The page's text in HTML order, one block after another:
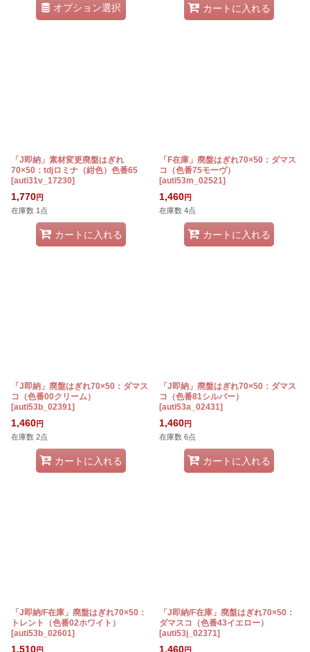
オプション選択 カートに入れる
「J即納」素材変更廃盤はぎれ
70×50：tdjロミナ（紺色）色番65
[auti31v_17230]
1,770円
在庫数 1点
カートに入れる
「F在庫」廃盤はぎれ70×50：ダマス
コ（色番75モーヴ）
[auti53m_02521]
1,460円
在庫数 4点
カートに入れる
「J即納」廃盤はぎれ70×50：ダマス
コ（色番00クリーム）
[auti53b_02391]
1,460円
在庫数 2点
カートに入れる
「J即納」廃盤はぎれ70×50：ダマス
コ（色番81シルバー）
[auti53a_02431]
1,460円
在庫数 6点
カートに入れる
「J即納/F在庫」廃盤はぎれ70×50：
トレント（色番02ホワイト）
[auti53b_02601]
1,510円
「J即納/F在庫」廃盤はぎれ70×50：
ダマスコ（色番43イエロー）
[auti53j_02371]
1,460円